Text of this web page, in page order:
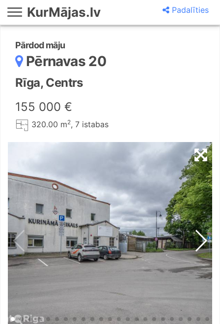
KurMājas.lv
Pārdod māju
Pērnavas 20
Rīga, Centrs
155 000 €
320.00 m2 , 7 istabas
Padalīties